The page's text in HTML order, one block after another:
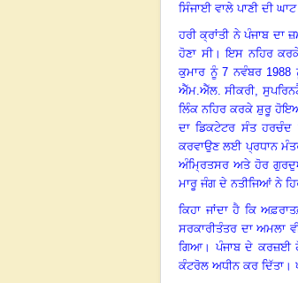
ਸਿੰਜਾਈ ਵਾਲੇ ਪਾਣੀ ਦੀ ਘਾਟ
ਹਰੀ ਕ੍ਰਾਂਤੀ ਨੇ ਪੰਜਾਬ ਦਾ
ਹੋਣਾ ਸੀ।ਇਸ ਨਹਿਰ
ਕੁਮਾਰ ਨੂੰ7 ਨਵੰਬਰ1988
ਐੱਮ.ਐੱਲ. ਸੀਕਰੀ,
ਲਿੰਕ ਨਹਿਰ ਕਰਕੇ ਸ਼ੁਰੂ
ਦਾ ਡਿਕਟੇਟਰ ਸੰਤ ਹਰਚੰਦ
ਕਰਵਾਉਣ ਲਈ ਪ੍ਰਧਾਨ
ਅੰਮ੍ਰਿਤਸਰ ਅਤੇ ਹੋਰ
ਮਾਰੂ ਜੰਗ ਦੇ ਨਤੀਜਿਆਂ ਨੇ
ਕਿਹਾ ਜਾਂਦਾ ਹੈ ਕਿ
ਸਰਕਾਰੀਤੰਤਰ ਦਾ ਅਮਲਾ
ਗਿਆ। ਪੰਜਾਬ ਦੇ ਕਰਜ਼ਈ
ਕੰਟਰੋਲ ਅਧੀਨ ਕਰ ਦਿੱਤਾ ।